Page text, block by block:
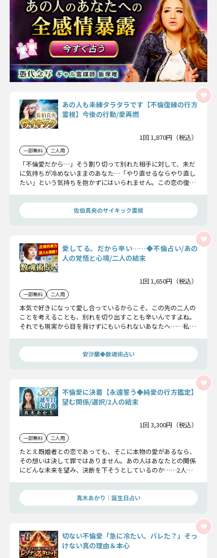
あの人も未練タラタラです【不倫復縁の行方
霊視】今後の行動/愛再燃
1回 1,870円（税込）
一部無料 二人用
「不倫愛だから…」そう割り切って別れた相手に対して、未だ
に気持ちが冷めないままのあなた…「やり直せるならやり直し
たい」という気持ちを抱かずにはいられません。この恋の復縁
佐伯真央のサイキック霊視
愛してる。だから辛い……◆不倫占い/あの
人の覚悟と心境/二人の結末
1回 1,650円（税込）
一部無料 二人用
本気で好きになって愛し合っているからこそ、この先の二人の
ことを考えることも、別れを切り出すことも辛いんですよね。
それでも現実から目を背けずにもいられないあなたへ……私か
安沙蘭◆数魂術占い
不倫愛に決着【永遠誓う◆純愛の行方鑑定】
望む関係/選択/2人の結末
1回 3,300円（税込）
一部無料 二人用
たとえ既婚者との恋であっても、そこに本物の愛があるなら、
その想いは決して罪ではありません。あの人はあなたとの関係
にどんな未来を望み、決断を下そうとしているのか……2人が
真木あかり｜誕生日占い
切ない不倫愛「急に冷たい。バレた？」そっ
けない真の理由＆本心